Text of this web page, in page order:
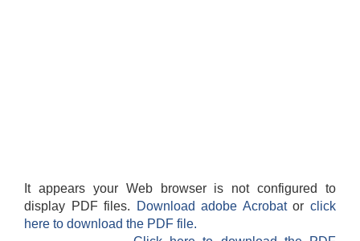
It appears your Web browser is not configured to
display PDF files.
Download adobe Acrobatorclick
here to download the PDF file.